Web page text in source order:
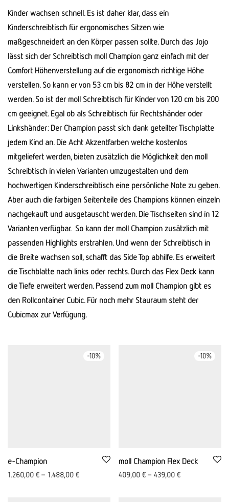
Kinder wachsen schnell. Es ist daher klar, dass ein
Kinderschreibtisch für ergonomisches Sitzen wie
maßgeschneidert an den Körper passen sollte. Durch das Jojo
lässt sich der Schreibtisch moll Champion ganz einfach mit der
Comfort Höhenverstellung auf die ergonomisch richtige Höhe
verstellen. So kann er von 53 cm bis 82 cm in der Höhe verstellt
werden. So ist der moll Schreibtisch für Kinder von 120 cm bis 200
cm geeignet. Egal ob als Schreibtisch für Rechtshänder oder
Linkshänder: Der Champion passt sich dank geteilter Tischplatte
jedem Kind an. Die Acht Akzentfarben welche kostenlos
mitgeliefert werden, bieten zusätzlich die Möglichkeit den moll
Schreibtisch in vielen Varianten umzugestalten und dem
hochwertigen Kinderschreibtisch eine persönliche Note zu geben.
Aber auch die farbigen Seitenteile des Champions können einzeln
nachgekauft und ausgetauscht werden. Die Tischseiten sind in 12
Varianten verfügbar. So kann der moll Champion zusätzlich mit
passenden Highlights erstrahlen. Und wenn der Schreibtisch in
die Breite wachsen soll, schafft das Side Top abhilfe. Es erweitert
die Tischblatte nach links oder rechts. Durch das Flex Deck kann
die Tiefe erweitert werden. Passend zum moll Champion gibt es
den Rollcontainer Cubic. Für noch mehr Stauraum steht der
Cubicmax zur Verfügung.
-10%
e-Champion
1.260,00 € – 1.488,00 €
-10%
moll Champion Flex Deck
409,00 € – 439,00 €